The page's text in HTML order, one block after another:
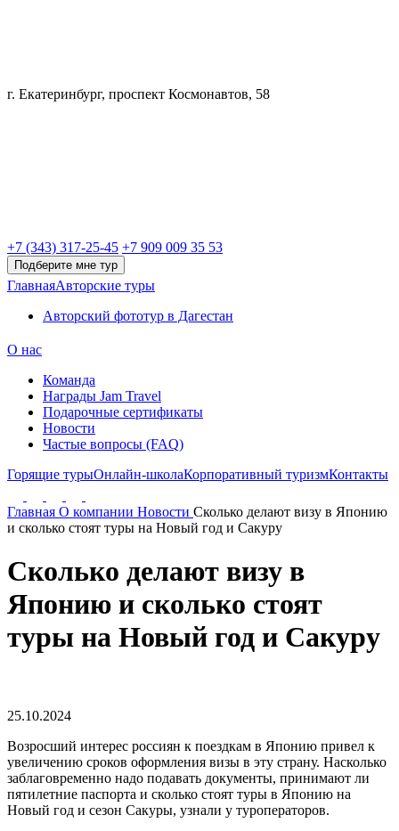
г. Екатеринбург, проспект Космонавтов, 58
+7 (343) 317-25-45 +7 909 009 35 53
Подберите мне тур
ГлавнаяАвторские туры
Авторский фототур в Дагестан
О нас
Команда
Награды Jam Travel
Подарочные сертификаты
Новости
Частые вопросы (FAQ)
Горящие турыОнлайн-школаКорпоративный туризмКонтакты
Главная О компании Новости Сколько делают визу в Японию
и сколько стоят туры на Новый год и Сакуру
Сколько делают визу в
Японию и сколько стоят
туры на Новый год и Сакуру
25.10.2024
Возросший интерес россиян к поездкам в Японию привел к
увеличению сроков оформления визы в эту страну. Насколько
заблаговременно надо подавать документы, принимают ли
пятилетние паспорта и сколько стоят туры в Японию на
Новый год и сезон Сакуры, узнали у туроператоров.